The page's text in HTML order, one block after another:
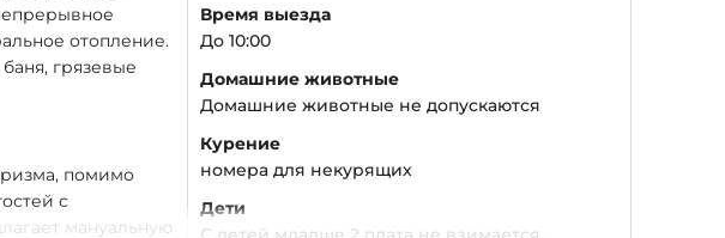
отопление.
грязевые
помимо
с
мануальную
Время выезда
До 10:00
Домашние животные
Домашние животные не допускаются
Курение
номера для некурящих
Дети